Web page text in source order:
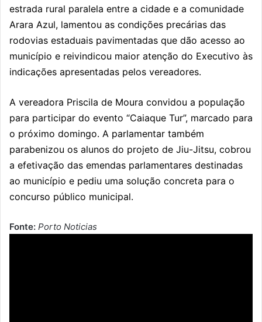
estrada rural paralela entre a cidade e a comunidade
Arara Azul, lamentou as condições precárias das
rodovias estaduais pavimentadas que dão acesso ao
município e reivindicou maior atenção do Executivo às
indicações apresentadas pelos vereadores.
A vereadora Priscila de Moura convidou a população
para participar do evento “Caiaque Tur”, marcado para
o próximo domingo. A parlamentar também
parabenizou os alunos do projeto de Jiu-Jitsu, cobrou
a efetivação das emendas parlamentares destinadas
ao município e pediu uma solução concreta para o
concurso público municipal.
Fonte: Porto Noticias